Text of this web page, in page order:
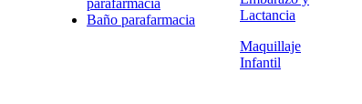
parafarmacia
Baño parafarmacia
Lactancia
Maquillaje
Infantil